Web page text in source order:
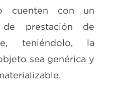
cuenten con un
prestación de
teniéndolo, la
sea genérica y